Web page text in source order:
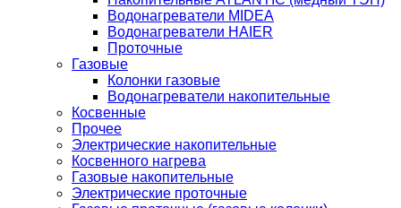
Водонагреватели MIDEA
Водонагреватели HAIER
Проточные
Газовые
Колонки газовые
Водонагреватели накопительные
Косвенные
Прочее
Электрические накопительные
Косвенного нагрева
Газовые накопительные
Электрические проточные